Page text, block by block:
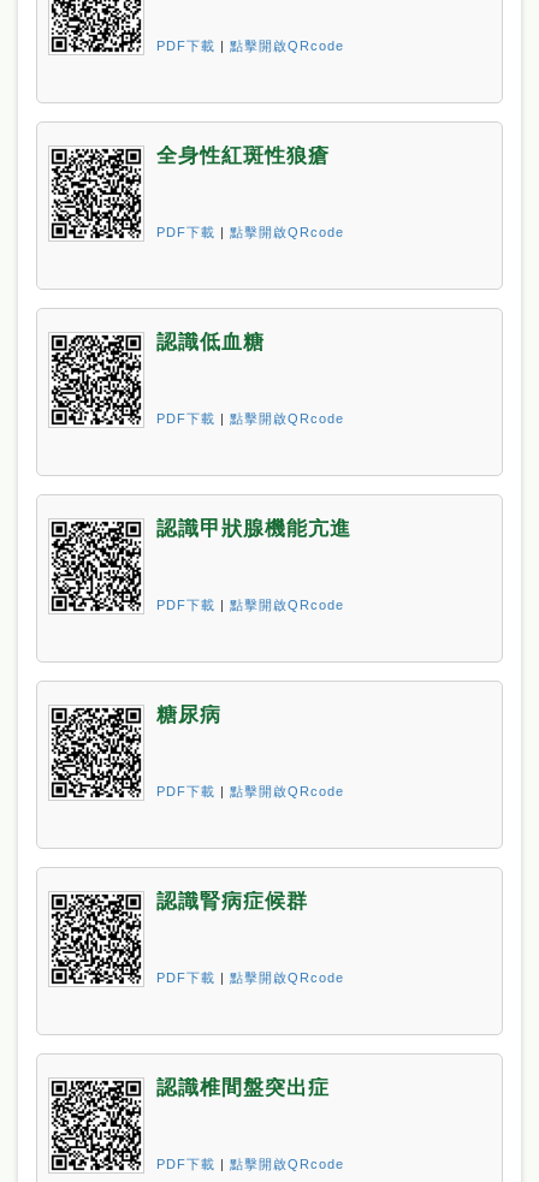
PDF下載 | 點擊開啟QRcode
全身性紅斑性狼瘡
PDF下載 | 點擊開啟QRcode
認識低血糖
PDF下載 | 點擊開啟QRcode
認識甲狀腺機能亢進
PDF下載 | 點擊開啟QRcode
糖尿病
PDF下載 | 點擊開啟QRcode
認識腎病症候群
PDF下載 | 點擊開啟QRcode
認識椎間盤突出症
PDF下載 | 點擊開啟QRcode